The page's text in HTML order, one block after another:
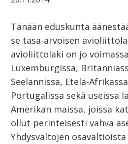
Tänään eduskunta
se tasa-arvoisen
avioliittolaki on jo
Luxemburgissa,
Seelannissa, Etelä-
Portugalissa sekä useissa
Amerikan maissa, joissa
ollut perinteisesti vahva
Yhdysvaltojen osavaltioista